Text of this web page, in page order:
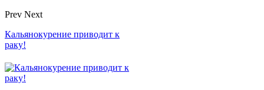
Prev Next
Кальянокурение приводит к
раку!